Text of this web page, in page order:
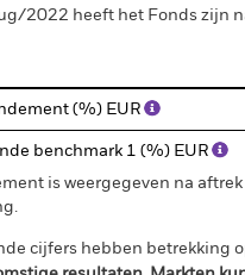
2022 heeft het Fonds zijn
(%) EUR
benchmark 1 (%) EUR
is weergegeven na
cijfers hebben betrekking